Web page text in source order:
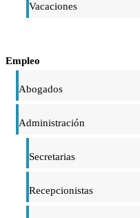
Vacaciones
Empleo
Abogados
Administración
Secretarias
Recepcionistas